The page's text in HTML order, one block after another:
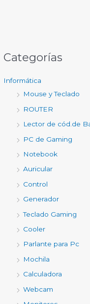
Categorías
Informática
Mouse y Teclado
ROUTER
Lector de cód.de
PC de Gaming
Notebook
Auricular
Control
Generador
Teclado Gaming
Cooler
Parlante para Pc
Mochila
Calculadora
Webcam